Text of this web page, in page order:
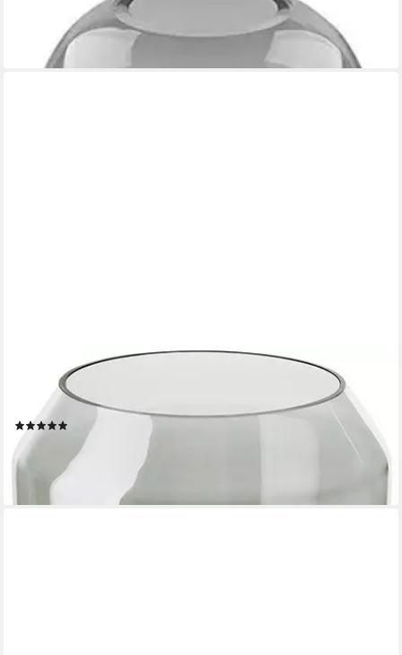
Dekovase BRASIL (1 St), aus Glas
ab 69,95 €
lieferbar - in 3-4 Werktagen bei dir
Tischvase ORELIA (1 St), aus Glas, auch als Windlicht
verwendbar
58,90 € UVP
-26%
lieferbar - in 3-4 Werktagen bei dir